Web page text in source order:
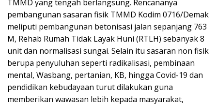
TMMD yang tengah berlangsung. Rencananya
pembangunan sasaran fisik TMMD Kodim 0716/Demak
meliputi pembangunan betonisasi jalan sepanjang 763
M, Rehab Rumah Tidak Layak Huni (RTLH) sebanyak 8
unit dan normalisasi sungai. Selain itu sasaran non fisik
berupa penyuluhan seperti radikalisasi, pembinaan
mental, Wasbang, pertanian, KB, hingga Covid-19 dan
pendidikan kebudayaan turut dilakukan guna
memberikan wawasan lebih kepada masyarakat,